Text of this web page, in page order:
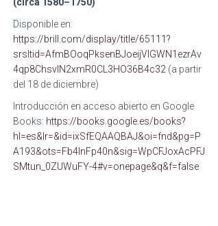
Disponible en:
https://brill.com/display/title/65111?
srsltid=AfmBOoqPksenBJoeijVlGWN1ezrAv
4qp8ChsvlN2xmR0CL3HO36B4c32 (a partir
del 18 de diciembre)
Introducción en acceso abierto en Google
Books: https://books.google.es/books?
hl=es&lr=&id=ixSfEQAAQBAJ&oi=fnd&pg=P
A193&ots=Fb4lnFp40n&sig=WpCFJoxAcPFJ
SMtun_0ZUWuFY-4#v=onepage&q&f=false